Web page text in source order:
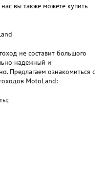
вы также можете купить
не составит большого
надежный и
Предлагаем ознакомиться с
MotoLand: